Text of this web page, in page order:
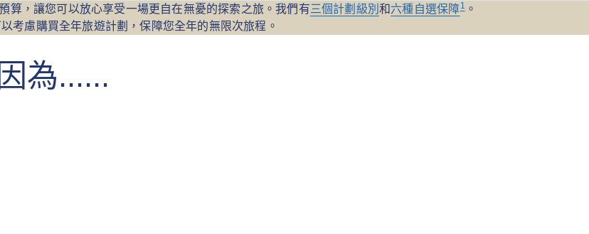
算，讓您可以放心享受一場更自在無憂的探索之旅。我們有三個計劃級別和六種自選保障1。
考慮購買全年旅遊計劃，保障您全年的無限次旅程。
為......